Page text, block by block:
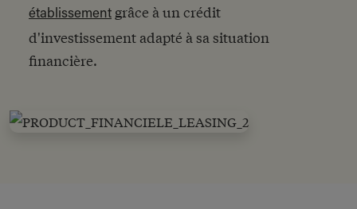
établissement grâce à un crédit
d'investissement adapté à sa situation
financière.